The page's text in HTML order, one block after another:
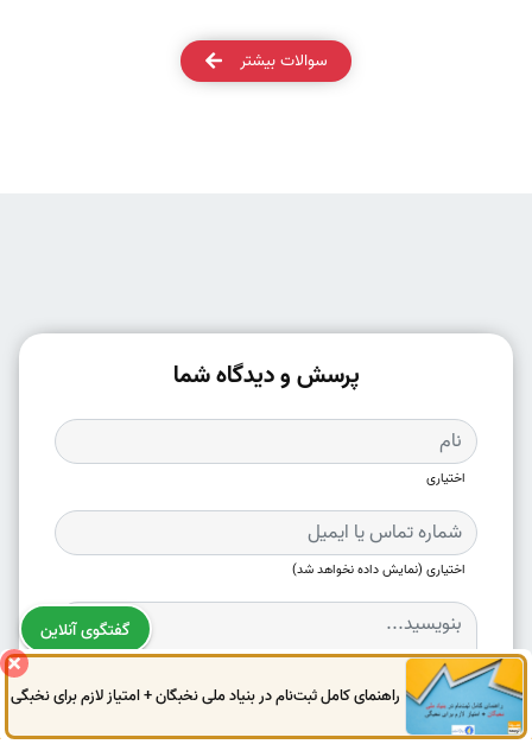
سوالات بیشتر
پرسش و دیدگاه شما
اختیاری
اختیاری (نمایش داده نخواهد شد)
04133250787
09149724522
راهنمای کامل ثبت‌نام در بنیاد ملی نخبگان + امتیاز لازم برای نخبگی
گفتگوی آنلاین